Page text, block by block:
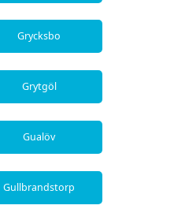
Grycksbo
Grytgöl
Gualöv
Gullbrandstorp